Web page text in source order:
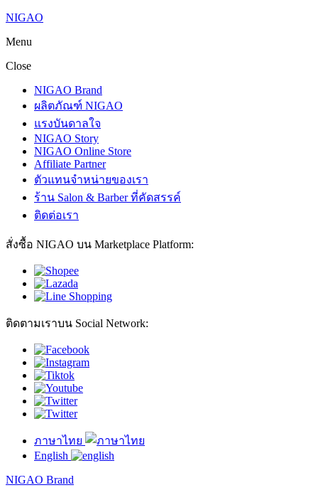
NIGAO
Menu
Close
NIGAO Brand
ผลิตภัณฑ์ NIGAO
แรงบันดาลใจ
NIGAO Story
NIGAO Online Store
Affiliate Partner
ตัวแทนจำหน่ายของเรา
ร้าน Salon & Barber ที่คัดสรรค์
ติดต่อเรา
สั่งซื้อ NIGAO บน Marketplace Platform:
ติดตามเราบน Social Network:
ภาษาไทย
English
NIGAO Brand